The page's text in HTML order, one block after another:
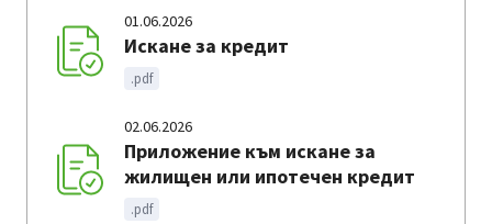
01.06.2026
Искане за кредит
.pdf
02.06.2026
Приложение към искане за
жилищен или ипотечен кредит
.pdf